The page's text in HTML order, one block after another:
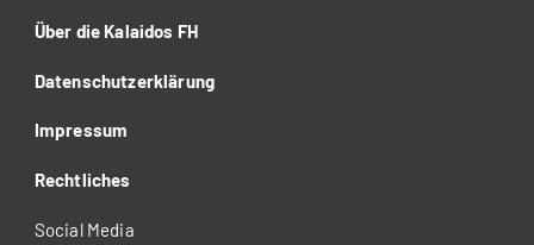
Über die Kalaidos FH
Datenschutzerklärung
Impressum
Rechtliches
Social Media